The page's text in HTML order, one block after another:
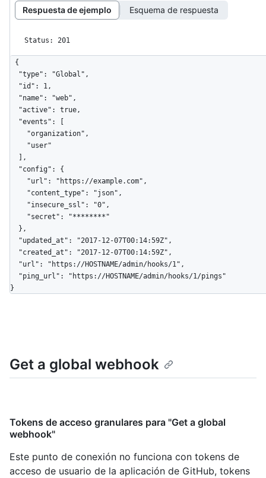
Respuesta de ejemplo Esquema de respuesta
Status: 201
{
}
Get a global webhook
Tokens de acceso granulares para "Get a global
webhook"
Este punto de conexión no funciona con tokens de
acceso de usuario de la aplicación de GitHub, tokens